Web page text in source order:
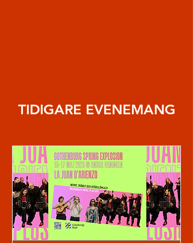
TIDIGARE EVENEMANG